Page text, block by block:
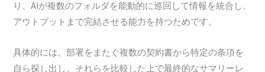
り、AIが複数のフォルダを能動的に巡回して情報を統合し、
アウトプットまで完結させる能力を持つためです。
具体的には、部署をまたぐ複数の契約書から特定の条項を
自ら探し出し、それらを比較した上で最終的なサマリーレ